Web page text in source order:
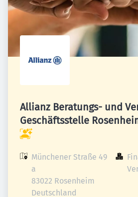
Allianz Beratungs- und
Geschäftsstelle
Münchener Straße 49
a
83022 Rosenheim
Deutschland